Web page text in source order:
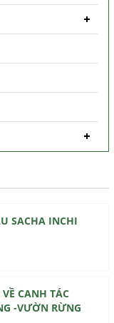
SACHA INCHI
CANH TÁC
-VƯỜN RỪNG